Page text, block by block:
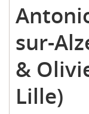
sur-
&
Lille)